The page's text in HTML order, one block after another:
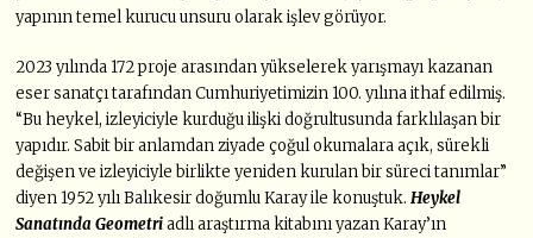
yapının temel kurucu unsuru olarak işlev görüyor.
2023 yılında 172 proje arasından yükselerek yarışmayı kazanan
eser sanatçı tarafından Cumhuriyetimizin 100. yılına ithaf edilmiş.
“Bu heykel, izleyiciyle kurduğu ilişki doğrultusunda farklılaşan bir
yapıdır. Sabit bir anlamdan ziyade çoğul okumalara açık, sürekli
değişen ve izleyiciyle birlikte yeniden kurulan bir süreci tanımlar”
diyen 1952 yılı Balıkesir doğumlu Karay ile konuştuk.Heykel
Sanatında Geometriadlı araştırma kitabını yazan Karay’ın